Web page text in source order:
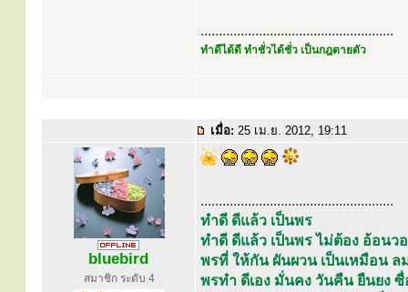
.....................................................
ทำดีได้ดี ทำชั่วได้ชั่ว เป็นกฎตายตัว
เมื่อ: 25 เม.ย. 2012, 19:11
bluebird
สมาชิก ระดับ 4
.....................................................
ทำดี ดีแล้ว เป็นพร
ทำดี ดีแล้ว เป็นพร ไม่ต้อง อ้อนว
พรที่ ให้กัน ผันผวน เป็นเหมือน
พรทำ ดีเอง มั่นคง วันคืน ยืนยง ซื่